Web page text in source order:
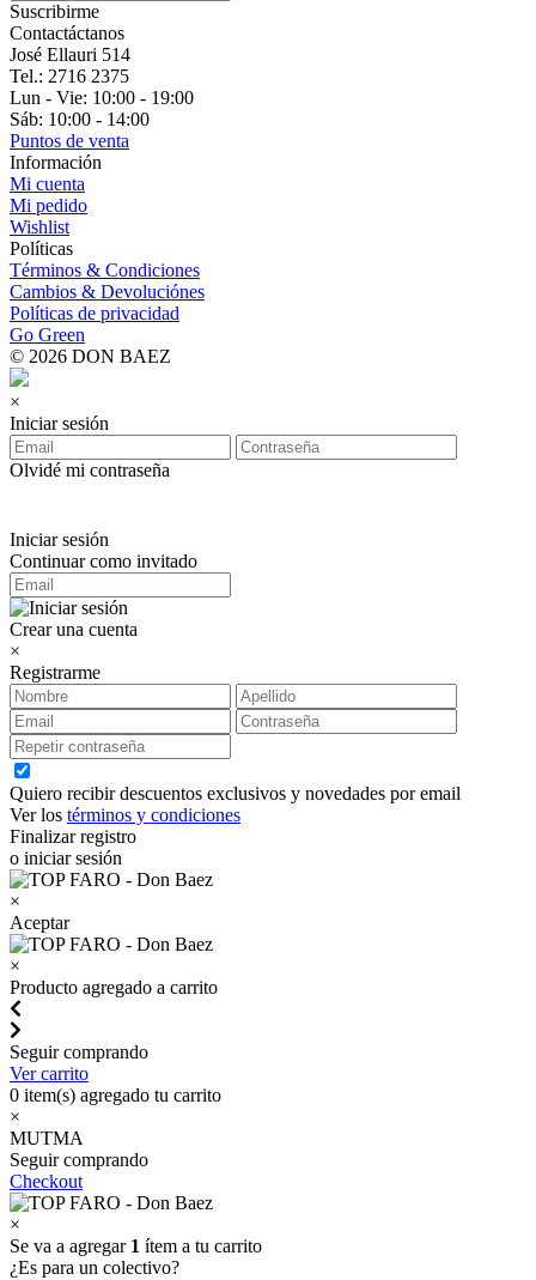
Suscribirme
Contactáctanos
José Ellauri 514
Tel.: 2716 2375
Lun - Vie: 10:00 - 19:00
Sáb: 10:00 - 14:00
Puntos de venta
Información
Mi cuenta
Mi pedido
Wishlist
Políticas
Términos & Condiciones
Cambios & Devoluciónes
Políticas de privacidad
Go Green
© 2026 DON BAEZ
×
Iniciar sesión
Olvidé mi contraseña
Iniciar sesión
Continuar como invitado
Crear una cuenta
×
Registrarme
Quiero recibir descuentos exclusivos y novedades por email
Ver los términos y condiciones
Finalizar registro
o iniciar sesión
×
Aceptar
×
Producto agregado a carrito
Seguir comprando
Ver carrito
0 item(s) agregado tu carrito
×
MUTMA
Seguir comprando
Checkout
×
Se va a agregar 1 ítem a tu carrito
¿Es para un colectivo?